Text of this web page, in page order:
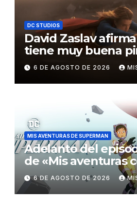
DC STUDIOS
David Zaslav
tiene muy buena
el fracaso de
6 DE AGOSTO DE 2026
MIS AVENTURAS DE SUPERMAN
Adelanto del
de «Mis aventuras
Superman»
6 DE AGOSTO DE 2026